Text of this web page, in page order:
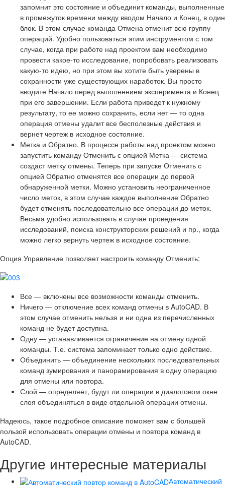
запомнит это состояние и объединит команды, выполненные
в промежуток времени между вводом Начало и Конец, в один
блок. В этом случае команда Отмена отменит всю группу
операций. Удобно пользоваться этим инструментом с том
случае, когда при работе над проектом вам необходимо
провести какое-то исследование, попробовать реализовать
какую-то идею, но при этом вы хотите быть уверены в
сохранности уже существующих наработок. Вы просто
вводите Начало перед выполнением эксперимента и Конец
при его завершении. Если работа приведет к нужному
результату, то ее можно сохранить, если нет — то одна
операция отмены удалит все бесполезные действия и
вернет чертеж в исходное состояние.
Метка и Обратно. В процессе работы над проектом можно
запустить команду Отменить с опцией Метка — система
создаст метку отмены. Теперь при запуске Отменить с
опцией Обратно отменятся все операции до первой
обнаруженной метки. Можно установить неограниченное
число меток, в этом случае каждое выполнение Обратно
будет отменять последовательно все операции до меток.
Весьма удобно использовать в случае проведения
исследований, поиска конструкторских решений и пр., когда
можно легко вернуть чертеж в исходное состояние.
Опция Управление позволяет настроить команду Отменить:
Все — включены все возможности команды отменить.
Ничего — отключение всех команд отмены в AutoCAD. В
этом случае отменить нельзя и ни одна из перечисленных
команд не будет доступна.
Одну — устанавливается ограничение на отмену одной
команды. Т.е. система запоминает только одно действие.
Объединить — объединение нескольких последовательных
команд зумирования и панорамирования в одну операцию
для отмены или повтора.
Слой — определяет, будут ли операции в диалоговом окне
слоя объединяться в виде отдельной операции отмены.
Надеюсь, такое подробное описание поможет вам с большей
пользой использовать операции отмены и повтора команд в
AutoCAD.
Другие интересные материалы
Автоматический